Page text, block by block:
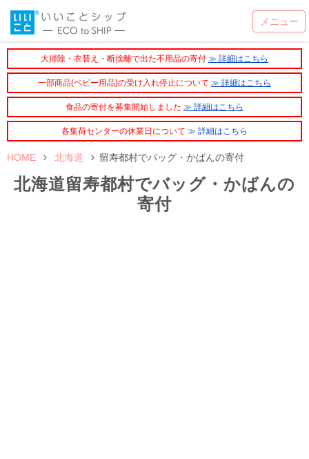
大掃除・衣替え・断捨離で出た不用品の寄付 ≫ 詳細はこちら
一部商品(ベビー用品)の受け入れ停止について ≫ 詳細はこちら
食品の寄付を募集開始しました ≫ 詳細はこちら
各集荷センターの休業日について ≫ 詳細はこちら
HOME 北海道 留寿都村でバッグ・かばんの寄付
北海道留寿都村でバッグ・かばんの
寄付